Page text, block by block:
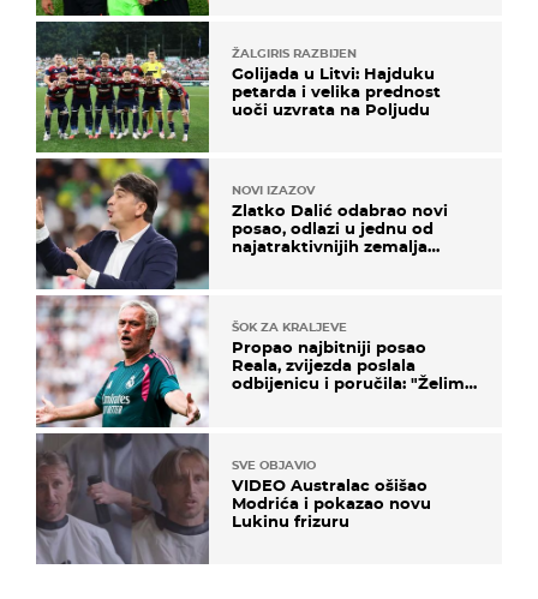
ŽALGIRIS RAZBIJEN
Golijada u Litvi: Hajduku
petarda i velika prednost
uoči uzvrata na Poljudu
NOVI IZAZOV
Zlatko Dalić odabrao novi
posao, odlazi u jednu od
najatraktivnijih zemalja
ŠOK ZA KRALJEVE
Propao najbitniji posao
Reala, zvijezda poslala
odbijenicu i poručila: "Želim
SVE OBJAVIO
VIDEO Australac ošišao
Modrića i pokazao novu
Lukinu frizuru